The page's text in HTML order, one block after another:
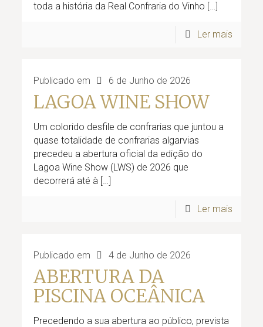
toda a história da Real Confraria do Vinho […]
Ler mais
Publicado em 6 de Junho de 2026
LAGOA WINE SHOW
Um colorido desfile de confrarias que juntou a
quase totalidade de confrarias algarvias
precedeu a abertura oficial da edição do
Lagoa Wine Show (LWS) de 2026 que
decorrerá até à […]
Ler mais
Publicado em 4 de Junho de 2026
ABERTURA DA
PISCINA OCEÂNICA
Precedendo a sua abertura ao público, prevista